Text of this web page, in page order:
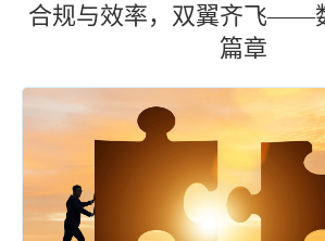
合规与效率，双翼齐飞——
篇章